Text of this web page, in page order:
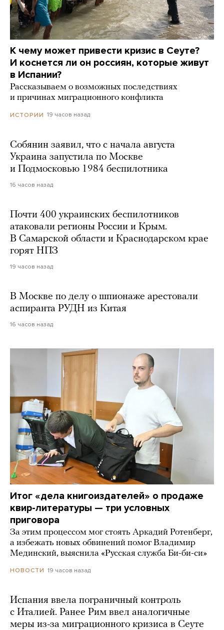
К чему может привести кризис в Сеуте?
И коснется ли он россиян, которые живут
в Испании?
Рассказываем о возможных последствиях
и причинах миграционного конфликта
ИСТОРИИ 19 часов назад
Собянин заявил, что с начала августа
Украина запустила по Москве
и Подмосковью 1984 беспилотника
16 часов назад
Почти 400 украинских беспилотников
атаковали регионы России и Крым.
В Самарской области и Краснодарском крае
горят НПЗ
19 часов назад
В Москве по делу о шпионаже арестовали
аспиранта РУДН из Китая
16 часов назад
Итог «дела книгоиздателей» о продаже
квир-литературы — три условных
приговора
За этим процессом мог стоять Аркадий Ротенберг,
а избежать новых обвинений помог Владимир
Мединский, выяснила «Русская служба Би-би-си»
НОВОСТИ 19 часов назад
Испания ввела пограничный контроль
с Италией. Ранее Рим ввел аналогичные
меры из-за миграционного кризиса в Сеуте